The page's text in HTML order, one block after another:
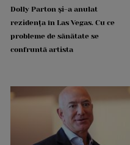
Dolly Parton și-a anulat
rezidența în Las Vegas. Cu ce
probleme de sănătate se
confruntă artista